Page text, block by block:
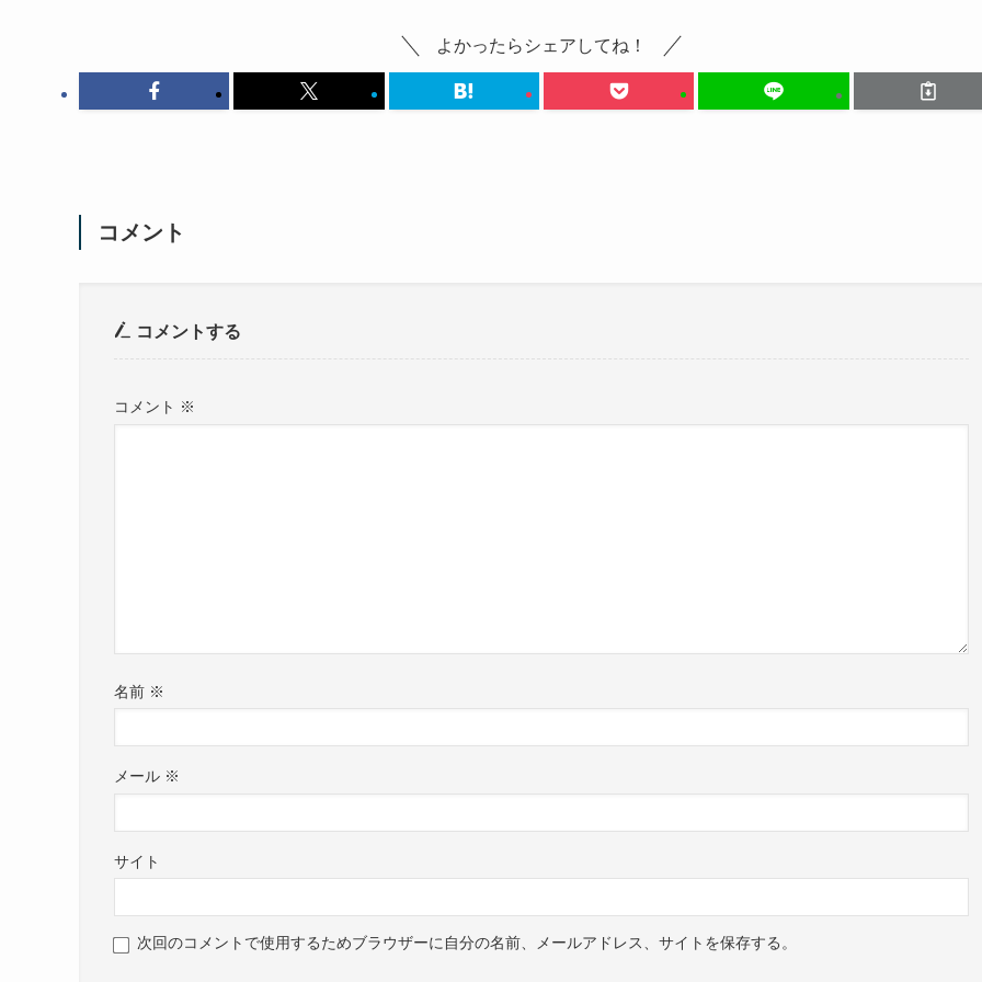
よかったらシェアしてね！
コメント
コメントする
コメント ※
名前 ※
メール ※
サイト
次回のコメントで使用するためブラウザーに自分の名前、メールアドレス、サイトを保存する。